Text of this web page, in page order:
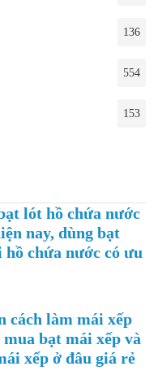
136
554
153
lót hồ chứa nước
nay, dùng bạt
chứa nước có ưu
cách làm mái xếp
bạt mái xếp và
xếp ở đâu giá rẻ